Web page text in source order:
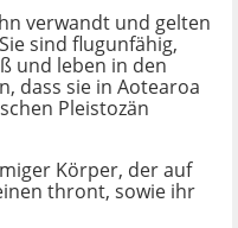
verwandt und gelten
sind flugunfähig,
und leben in den
dass sie in Aotearoa
Pleistozän
Körper, der auf
thront, sowie ihr